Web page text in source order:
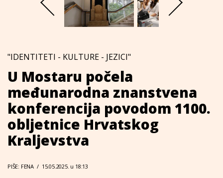
"IDENTITETI - KULTURE - JEZICI"
U Mostaru počela
međunarodna znanstvena
konferencija povodom 1100.
obljetnice Hrvatskog
Kraljevstva
PIŠE: FENA / 15.05.2025. u 18:13